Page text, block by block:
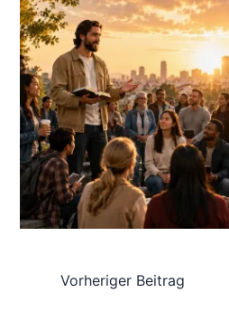
Vorheriger Beitrag